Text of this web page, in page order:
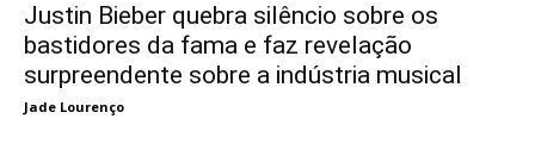
Justin Bieber quebra silêncio sobre os
bastidores da fama e faz revelação
surpreendente sobre a indústria musical
Jade Lourenço